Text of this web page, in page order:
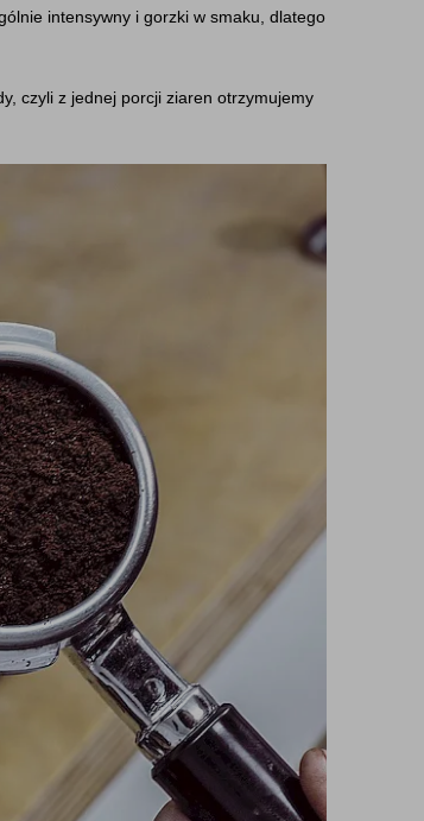
intensywny i gorzki w smaku, dlatego
czyli z jednej porcji ziaren otrzymujemy